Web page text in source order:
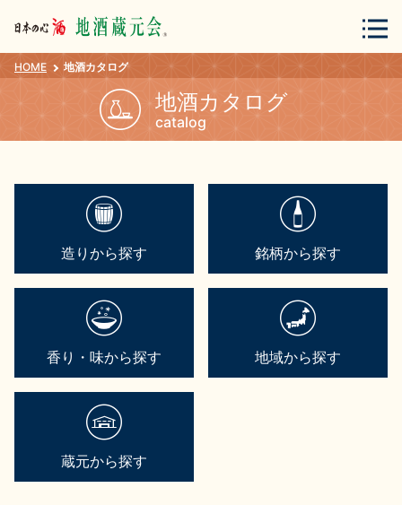
会員登録 ログイン
地酒カタログ
地酒用語集
HOME 地酒カタログ
地酒カタログ
catalog
造りから探す 銘柄から探す
香り・味から探す 地域から探す
蔵元から探す